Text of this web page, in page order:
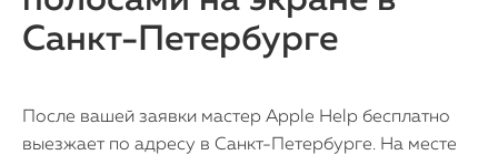
Санкт-Петербурге
После вашей заявки мастер Apple Help бесплатно
выезжает по адресу в Санкт-Петербурге. На месте